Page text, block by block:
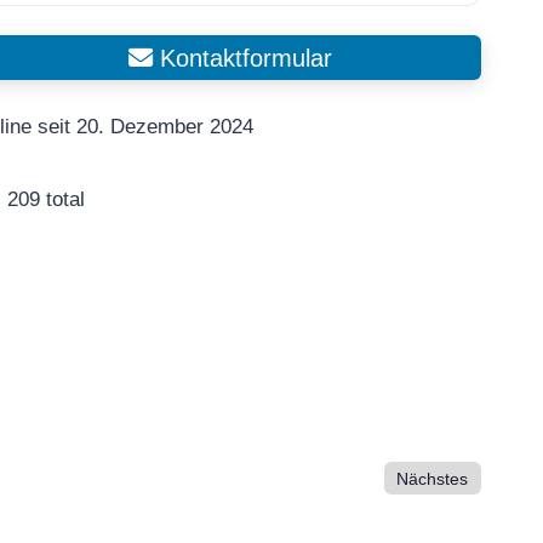
Kontaktformular
seit 20. Dezember 2024
209 total
Nächstes